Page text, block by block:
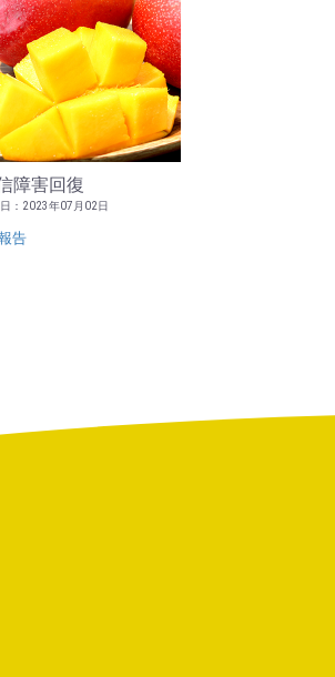
障害回復
：2023年07月02日
告